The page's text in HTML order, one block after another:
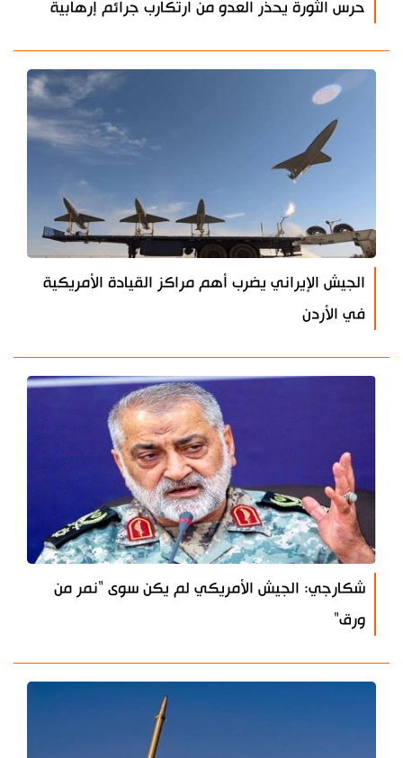
حرس الثورة يحذر العدو من ارتكارب جرائم إرهابية
الجيش الإيراني يضرب أهم مراكز القيادة الأمريكية
في الأردن
شكارجي: الجيش الأمريكي لم يكن سوى "نمر من
ورق"